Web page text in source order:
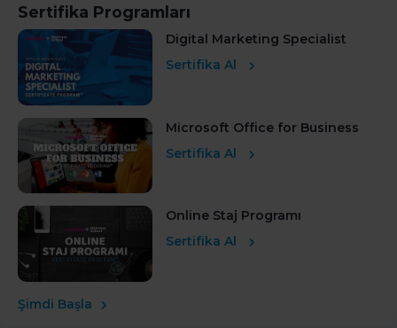
Sertifika Programları
Digital Marketing Specialist
Sertifika Al
Microsoft Office for Business
Sertifika Al
Online Staj Programı
Sertifika Al
Şimdi Başla